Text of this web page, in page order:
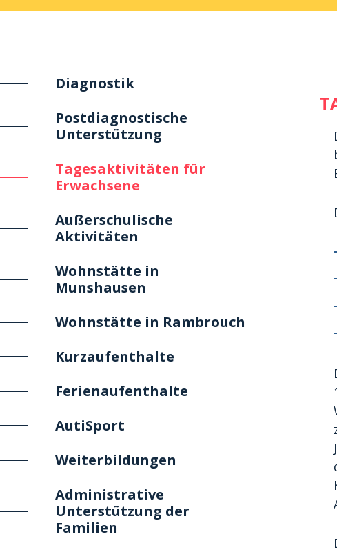
Diagnostik
Postdiagnostische
Unterstützung
Tagesaktivitäten für
Erwachsene
Außerschulische
Aktivitäten
Wohnstätte in
Munshausen
Wohnstätte in Rambrouch
Kurzaufenthalte
Ferienaufenthalte
AutiSport
Weiterbildungen
Administrative
Unterstützung der
Familien